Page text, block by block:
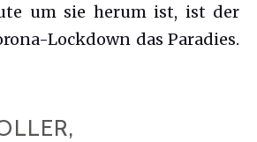
um sie herum ist, ist der
Lockdown das Paradies.